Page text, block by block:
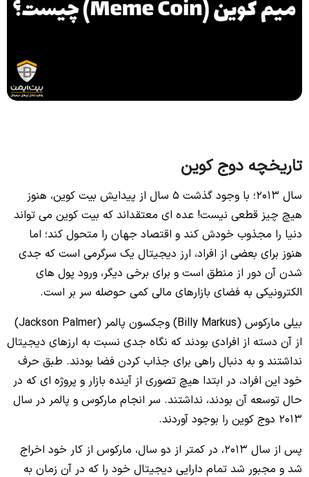
تاریخچه دوج کوین
سال 2013؛ با وجود گذشت 5 سال از پیدایش بیت کوین، هنوز
هیچ چیز قطعی نیست! عده ای معتقداند که بیت کوین می تواند
دنیا را مجذوب خودش کند و اقتصاد جهان را متحول کند؛ اما
هنوز برای بعضی از افراد، ارز دیجیتال یک سرگرمی است که جدی
شدن آن دور از منطق است و برای برخی دیگر، ورود پول های
الکترونیکی به فضای بازارهای مالی کمی حوصله سر بر است.
بیلی مارکوس (Billy Markus) وجکسون پالمر (Jackson Palmer)
از آن دسته از افرادی بودند که نگاه جدی نسبت به ارزهای دیجیتال
نداشتند و به دنبال راهی برای جذاب کردن فضا بودند. طبق حرف
خود این افراد، در ابتدا هیچ تصوری از آینده بازار و پروژه ای که در
حال توسعه آن بودند، نداشتند. سر انجام مارکوس و پالمر در سال
2013 دوج کوین را بوجود آوردند.
پس از سال 2013، در کمتر از دو سال، مارکوس از کار خود اخراج
شد و مجبور شد تمام دارایی دیجیتال خود را که در آن زمان به